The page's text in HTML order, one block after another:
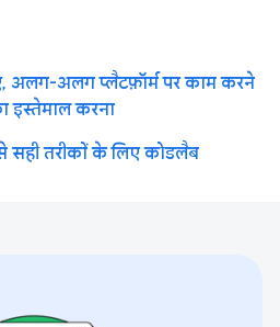
अलग-अलग प्लैटफ़ॉर्म पर काम करने
इस्तेमाल करना
सही तरीकों के लिए कोडलैब